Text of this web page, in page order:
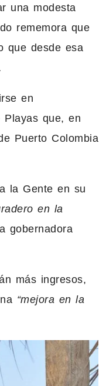
una modesta
rememora que
que desde esa
en
Playas que, en
Puerto Colombia
la Gente en su
en la
gobernadora
más ingresos,
“mejora en la